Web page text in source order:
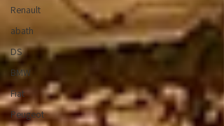
Renault
abath
DS
BMW
Fiat
Peugeot